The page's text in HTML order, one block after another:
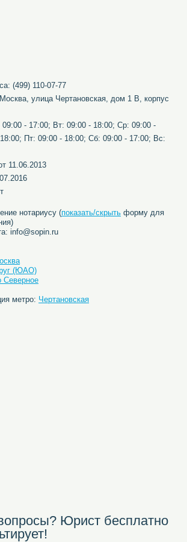
(499) 110-07-77
улица Чертановская, дом 1 В, корпус
- 17:00; Вт: 09:00 - 18:00; Ср: 09:00 -
Пт: 09:00 - 18:00; Сб: 09:00 - 17:00; Вс:
11.06.2013
нотариусу (показать/скрыть форму для
info@sopin.ru
(ЮАО)
Северное
метро: Чертановская
Юрист бесплатно